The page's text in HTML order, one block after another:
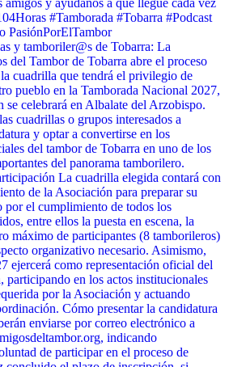
amigos y ayúdanos a que llegue cada vez
#Tamborada #Tobarra #Podcast
PasiónPorElTambor
y tamboriler@s de Tobarra: La
del Tambor de Tobarra abre el proceso
cuadrilla que tendrá el privilegio de
pueblo en la Tamborada Nacional 2027,
se celebrará en Albalate del Arzobispo.
cuadrillas o grupos interesados a
y optar a convertirse en los
del tambor de Tobarra en uno de los
del panorama tamborilero.
La cuadrilla elegida contará con
de la Asociación para preparar su
por el cumplimiento de todos los
entre ellos la puesta en escena, la
máximo de participantes (8 tamborileros)
organizativo necesario. Asimismo,
ejercerá como representación oficial del
participando en los actos institucionales
por la Asociación y actuando
Cómo presentar la candidatura
enviarse por correo electrónico a
indicando
de participar en el proceso de